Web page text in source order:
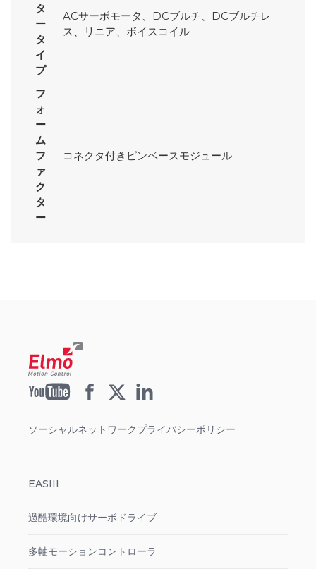
タ
ー
タ
イ
プ
ACサーボモータ、DCブルチ、DCブルチレ
ス、リニア、ボイスコイル
フ
ォ
ー
ム
フ
ァ
ク
タ
ー
コネクタ付きピンベースモジュール
ソーシャルネットワークプライバシーポリシー
EASIII
過酷環境向けサーボドライブ
多軸モーションコントローラ